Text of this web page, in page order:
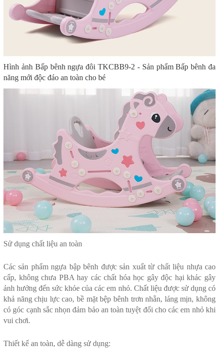
Hình ảnh Bấp bênh ngựa đôi TKCBB9-2 - Sản phẩm Bấp bênh đa
năng mới độc đáo an toàn cho bé
Sử dụng chất liệu an toàn
Các sản phẩm ngựa bập bênh được sản xuất từ chất liệu nhựa cao
cấp, không chưa PBA hay các chất hóa học gây độc hại khác gây
ảnh hưởng đến sức khỏe của các em nhỏ. Chất liệu được sử dụng có
khả năng chịu lực cao, bề mặt bệp bênh trơn nhẵn, láng mịn, không
có góc cạnh sắc nhọn đảm bảo an toàn tuyệt đối cho các em nhỏ khi
vui chơi.
Thiết kế an toàn, dễ dàng sử dụng: